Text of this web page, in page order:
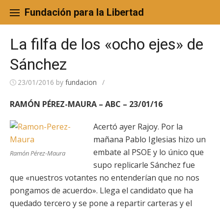
content
Fundación para la Libertad
La filfa de los «ocho ejes» de
Sánchez
23/01/2016 by fundacion /
RAMÓN PÉREZ-MAURA – ABC – 23/01/16
Ramón Pérez-Maura
Acertó ayer Rajoy. Por la
mañana Pablo Iglesias hizo un
embate al PSOE y lo único que
supo replicarle Sánchez fue
que «nuestros votantes no entenderían que no nos
pongamos de acuerdo». Llega el candidato que ha
quedado tercero y se pone a repartir carteras y el